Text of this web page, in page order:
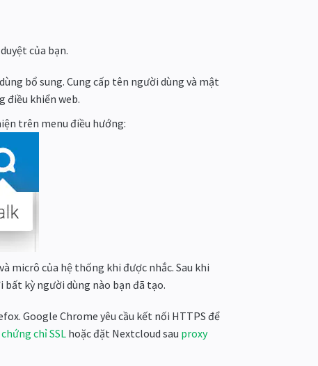
của bạn.
bổ sung. Cung cấp tên người dùng và mật
điều khiển web.
trên menu điều hướng:
micrô của hệ thống khi được nhắc. Sau khi
kỳ người dùng nào bạn đã tạo.
Google Chrome yêu cầu kết nối HTTPS để
chứng chỉ SSL hoặc đặt Nextcloud sau proxy